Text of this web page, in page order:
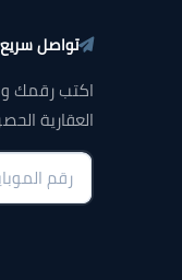
تواصل سريع
اكتب رقمك
العقارية